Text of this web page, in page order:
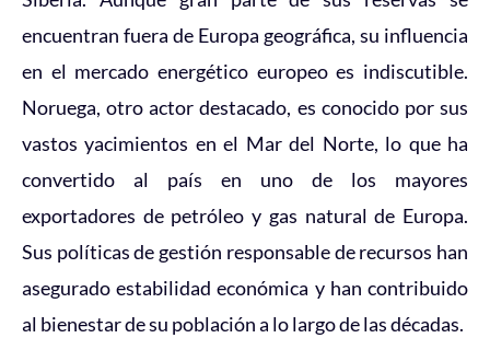
encuentran fuera de Europa geográfica, su influencia
en el mercado energético europeo es indiscutible.
Noruega, otro actor destacado, es conocido por sus
vastos yacimientos en el Mar del Norte, lo que ha
convertido al país en uno de los mayores
exportadores de petróleo y gas natural de Europa.
Sus políticas de gestión responsable de recursos han
asegurado estabilidad económica y han contribuido
al bienestar de su población a lo largo de las décadas.